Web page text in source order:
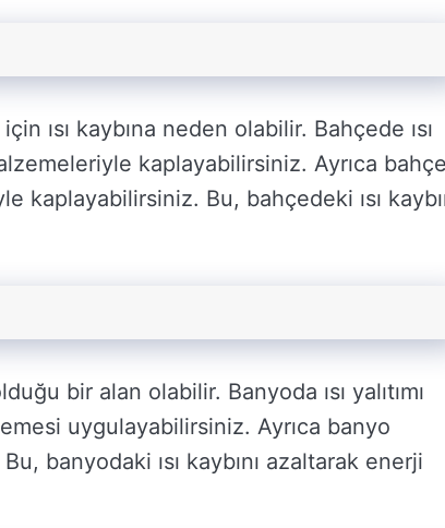
ısı kaybına neden olabilir. Bahçede ısı
kaplayabilirsiniz. Ayrıca
kaplayabilirsiniz. Bu, bahçedeki ısı
bir alan olabilir. Banyoda ısı yalıtımı
uygulayabilirsiniz. Ayrıca banyo
banyodaki ısı kaybını azaltarak enerji